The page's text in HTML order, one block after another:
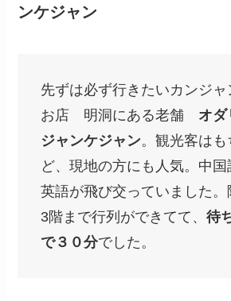
ンケジャン
先ずは必ず行きたいカンジ
お店 明洞にある老舗 オ
ジャンケジャン。観光客は
ど、現地の方にも人気。中国
英語が飛び交っていました。
3階まで行列ができてて、待
で３０分でした。